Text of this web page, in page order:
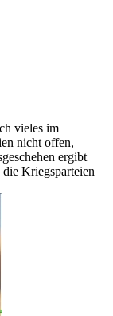
vieles im
nicht offen,
ergibt
Kriegsparteien